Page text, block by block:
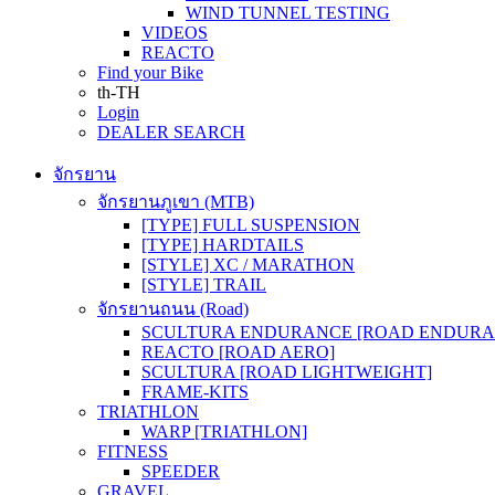
WIND TUNNEL TESTING
VIDEOS
REACTO
Find your Bike
th-TH
Login
DEALER SEARCH
จักรยาน
จักรยานภูเขา (MTB)
[TYPE] FULL SUSPENSION
[TYPE] HARDTAILS
[STYLE] XC / MARATHON
[STYLE] TRAIL
จักรยานถนน (Road)
SCULTURA ENDURANCE [ROAD
REACTO [ROAD AERO]
SCULTURA [ROAD LIGHTWEIGHT]
FRAME-KITS
TRIATHLON
WARP [TRIATHLON]
FITNESS
SPEEDER
GRAVEL